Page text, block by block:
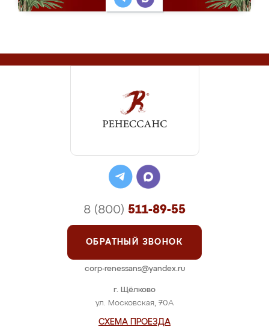
г. Щёлково
ул. Московская, 70А
СХЕМА ПРОЕЗДА
8 (800) 511-89-55
ОБРАТНЫЙ ЗВОНОК
corp-renessans@yandex.ru